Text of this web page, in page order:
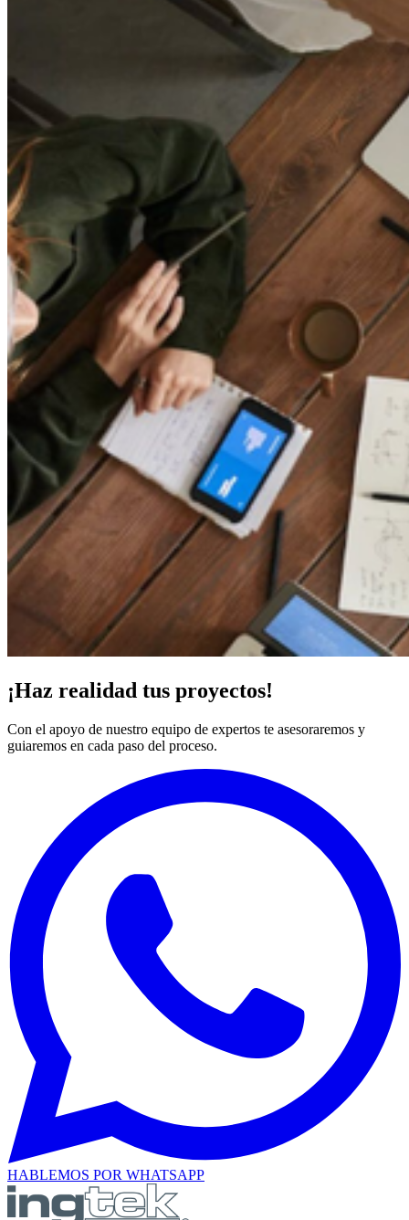
¡Haz realidad tus proyectos!
Con el apoyo de nuestro equipo de expertos te asesoraremos y
guiaremos en cada paso del proceso.
HABLEMOS POR WHATSAPP